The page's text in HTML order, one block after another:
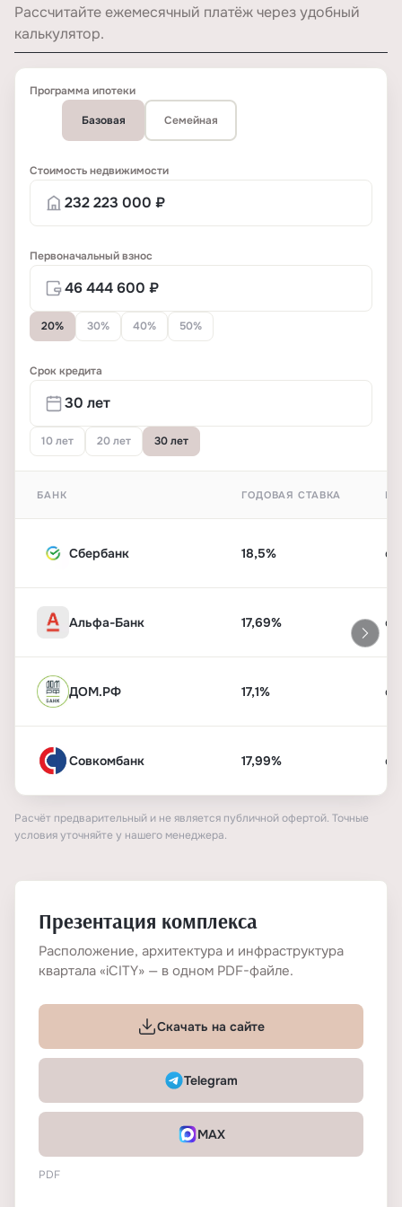
Рассчитайте ежемесячный платёж через удобный
калькулятор.
Программа ипотеки
Базовая Семейная
Стоимость недвижимости
Первоначальный взнос
20% 30% 40% 50%
Срок кредита
10 лет 20 лет 30 лет
БАНК ГОДОВАЯ СТАВКА
Сбербанк 18,5%
Альфа-Банк 17,69%
ДОМ.РФ 17,1%
Совкомбанк 17,99%
Расчёт предварительный и не является публичной офертой. Точные
условия уточняйте у нашего менеджера.
Презентация комплекса
Расположение, архитектура и инфраструктура
квартала «iCITY» — в одном PDF-файле.
Скачать на сайте
Telegram
MAX
PDF